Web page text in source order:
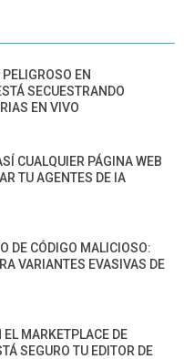
EN
SECUESTRANDO
EN VIVO
CUALQUIER PÁGINA WEB
TU AGENTES DE IA
DE CÓDIGO MALICIOSO:
VARIANTES EVASIVAS DE
MARKETPLACE DE
SEGURO TU EDITOR DE